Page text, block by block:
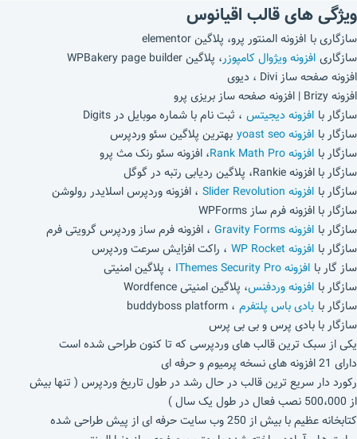
ویژگی ‌های قالب اقیانوس
سازگاری با افزونه المنتور پرو، پلاگین elementor
سازگاری افزونه ویژوال کامپوزر، پلاگین WPBakery page builder
افزونه صفحه ساز Divi ، دیوی
افزونه Brizy | افزونه صفحه ساز بریزی پرو
سازگار با افزونه دیجیتس ، ثبت نام با شماره موبایل در Digits
سازگار با افزونه yoast seo
بهترین پلاگین سئو وردپرس
سازگار با افزونه Rank Math Pro
، افزونه سئو رنک مث پرو
سازگار با افزونه Rankie، پلاگین ردیابی رتبه در گوگل
سازگار با افزونه Slider Revolution
، افزونه وردپرس اسلایدر رولوشن
سازگار با افزونه فرم ساز WPForms
سازگار با افزونه Gravity Forms
، افزونه فرم ساز وردپرس گرویتی فرم
سازگار با افزونه WP Rocket
، راکت افزایش سرعت وردپرس
ساز گار با افزونه IThemes Security Pro
، پلاگین امنیتی
سازگار با افزونه وردفنس، پلاگین امنیتی Wordfence
سازگار با بادی باس پلتفرم ، buddyboss platform
سازگار با بادی پرس و بی بی پرس
یکی از سبک ترین قالب های وردپرسی که تا کنون طراحی شده است
دارای 21 افزونه‌ های نسخه پرمیوم و حرفه ای
رکورد دار سریع ترین قالب در حال رشد در طول تاریخ وردپرس ( تنها بیش
از 500،000 نصب فعال در طول یک سال )
کتابخانه عظیم با بیش از 250 وب سایت حرفه ای از پیش طراحی شده